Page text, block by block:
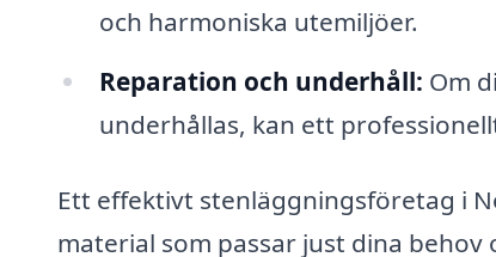
och harmoniska utemiljöer.
Reparation och underhåll: Om
underhållas, kan ett
Ett effektivt stenläggningsföretag i
material som passar just dina